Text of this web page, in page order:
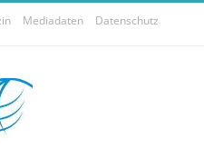
Mediadaten
Datenschutz